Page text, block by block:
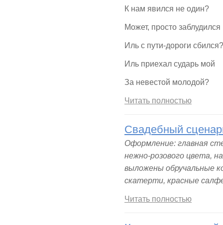
К нам явился не один?
Может, просто заблудился
Иль с пути-дороги сбился?
Иль приехал сударь мой
За невестой молодой?
Читать полностью
Свадебный
Оформление: главная
нежно-розового цвета,
выложены обручальные
скатерти, красные
Читать полностью